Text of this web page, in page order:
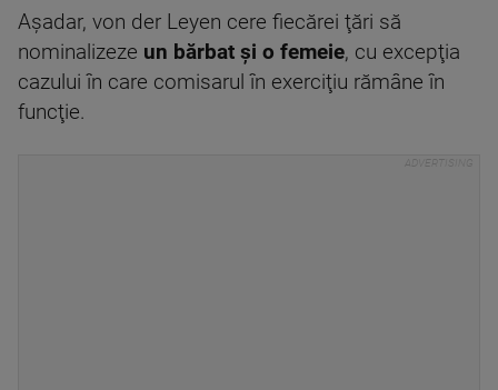
Aşadar, von der Leyen cere fiecărei ţări să
nominalizeze un bărbat şi o femeie, cu excepţia
cazului în care comisarul în exerciţiu rămâne în
funcţie.